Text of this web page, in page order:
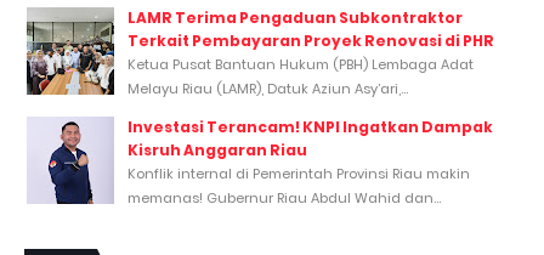
LAMR Terima Pengaduan Subkontraktor
Terkait Pembayaran Proyek Renovasi di PHR
Ketua Pusat Bantuan Hukum (PBH) Lembaga Adat
Melayu Riau (LAMR), Datuk Aziun Asy’ari,...
Investasi Terancam! KNPI Ingatkan Dampak
Kisruh Anggaran Riau
Konflik internal di Pemerintah Provinsi Riau makin
memanas! Gubernur Riau Abdul Wahid dan...